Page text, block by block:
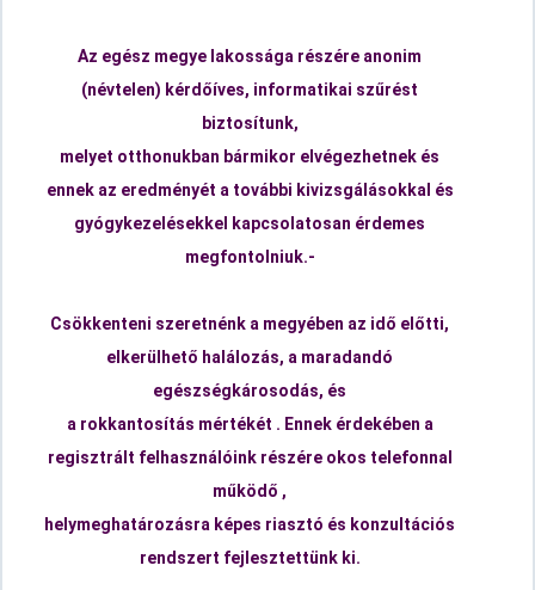
Az egész megye lakossága részére anonim
(névtelen) kérdőíves, informatikai szűrést
biztosítunk,
melyet otthonukban bármikor elvégezhetnek és
ennek az eredményét a további kivizsgálásokkal és
gyógykezelésekkel
kapcsolatosan érdemes
megfontolniuk.-
Csökkenteni szeretnénk a megyében az idő előtti,
elkerülhető halálozás, a maradandó
egészségkárosodás, és
a rokkantosítás mértékét . Ennek érdekében a
regisztrált felhasználóink részére okos telefonnal
működő ,
helymeghatározásra képes riasztó és konzultációs
rendszert fejlesztettünk ki.